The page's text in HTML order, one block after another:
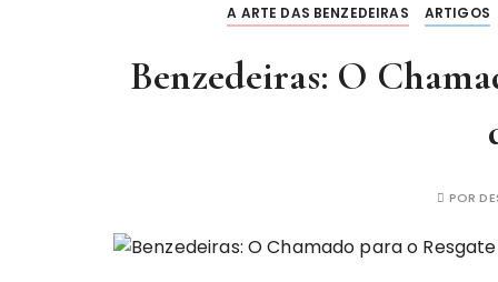
A ARTE DAS BENZEDEIRAS ARTIGOS
Benzedeiras: O
POR